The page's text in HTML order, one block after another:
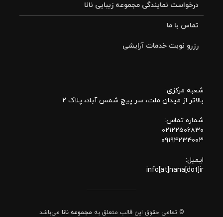
درخواست نمایندگی مجموعه زیبایی نانا
تماس با ما
رزرو نوبت خدمات آرایشی
شعبه مرکزی:
بالاتر از میدان ملت، سر پیچ شمس آباد، پلاک 2
شماره تماس:
۰۲۱۲۲۵۰۶۸۳۰
۰۹۱۹۴۲۳۴۰۰۳
ایمیل:
info[at]nana[dot]ir
© تمامی حقوق این قالب متعلق به مجموعه نانا می‌باشد